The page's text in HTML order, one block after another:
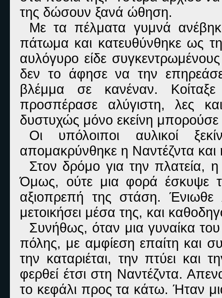
της δώσουν ξανά ώθηση.
Με τα πέλματα γυμνά
πάτωμα και κατευθύνθηκε ως
αυλόγυρο είδε
δεν το άφησε να την
βλέμμα σε κανέναν.
προσπέρασε αλύγιστη, λες
δυστυχώς μόνο εκείνη μπορούσε
Οι υπόλοιποι αυλικοί
απομακρύνθηκε η Ναντέζντα και
Στον δρόμο για την πλατεία,
Όμως, ούτε μια φορά έσκυψε
αξιοπρεπή της στάση. Ένιωθε
μετοικήσει μέσα της, και
Συνήθως, όταν μια γυναίκα του
πόλης, με αμφίεση επαίτη και
την καταριέται, την πτύει και
φερθεί έτσι στη Ναντέζντα.
το κεφάλι προς τα κάτω. Ήταν